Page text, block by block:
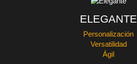
ELEGANTE
Personalización
Versatilidad
Ágil